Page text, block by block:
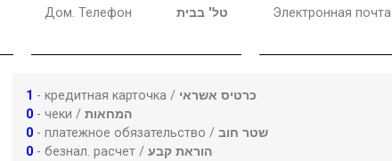
Дом. Телефон טל' בבית Электронная почта
1 - кредитная карточка / כרטיס אשראי
0- чеки / המחאות
0- платежное обязательство / שטר חוב
0- безнал. расчет / הוראת קבע